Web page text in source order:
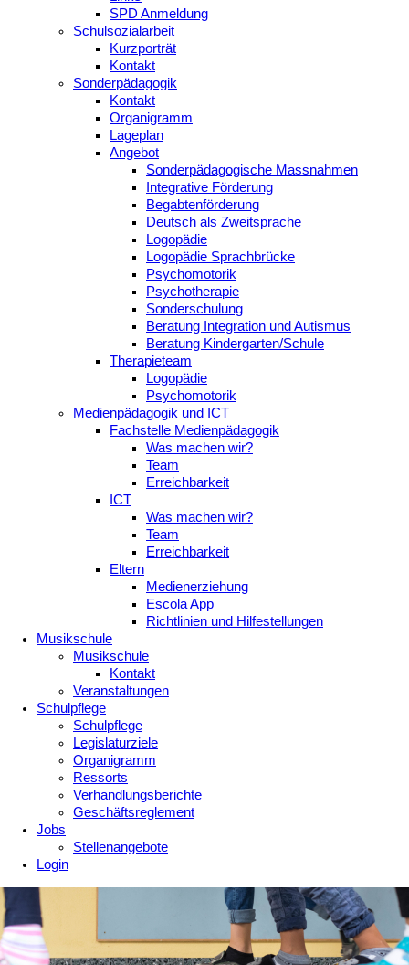
SPD Anmeldung
Schulsozialarbeit
Kurzporträt
Kontakt
Sonderpädagogik
Kontakt
Organigramm
Lageplan
Angebot
Sonderpädagogische Massnahmen
Integrative Förderung
Begabtenförderung
Deutsch als Zweitsprache
Logopädie
Logopädie Sprachbrücke
Psychomotorik
Psychotherapie
Sonderschulung
Beratung Integration und Autismus
Beratung Kindergarten/Schule
Therapieteam
Logopädie
Psychomotorik
Medienpädagogik und ICT
Fachstelle Medienpädagogik
Was machen wir?
Team
Erreichbarkeit
ICT
Was machen wir?
Team
Erreichbarkeit
Eltern
Medienerziehung
Escola App
Richtlinien und Hilfestellungen
Musikschule
Musikschule
Kontakt
Veranstaltungen
Schulpflege
Schulpflege
Legislaturziele
Organigramm
Ressorts
Verhandlungsberichte
Geschäftsreglement
Jobs
Stellenangebote
Login